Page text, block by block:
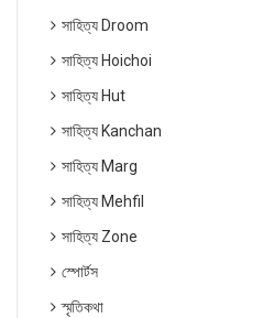
সাহিত্য Droom
সাহিত্য Hoichoi
সাহিত্য Hut
সাহিত্য Kanchan
সাহিত্য Marg
সাহিত্য Mehfil
সাহিত্য Zone
স্পোর্টস
স্মৃতিকথা